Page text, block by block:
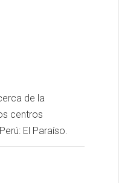
de la
centros
El Paraíso.